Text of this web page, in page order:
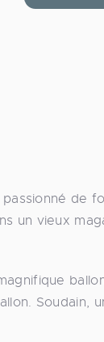
de
un vieux
Soudain,